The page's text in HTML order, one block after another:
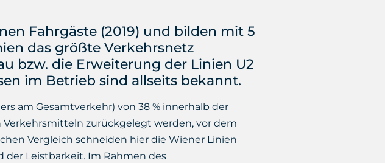
Fahrgäste (2019) und bilden mit 5
das größte Verkehrsnetz
bzw. die Erweiterung der Linien U2
im Betrieb sind allseits bekannt.
am Gesamtverkehr) von 38 % innerhalb der
zurückgelegt werden, vor dem
Vergleich schneiden hier die Wiener Linien
Leistbarkeit. Im Rahmen des